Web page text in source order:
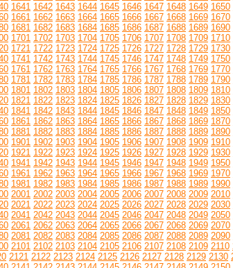
1641 1642 1643 1644 1645 1646 1647 1648 1649 1650
1661 1662 1663 1664 1665 1666 1667 1668 1669 1670
1681 1682 1683 1684 1685 1686 1687 1688 1689 1690
1701 1702 1703 1704 1705 1706 1707 1708 1709 1710
1721 1722 1723 1724 1725 1726 1727 1728 1729 1730
1741 1742 1743 1744 1745 1746 1747 1748 1749 1750
1761 1762 1763 1764 1765 1766 1767 1768 1769 1770
1781 1782 1783 1784 1785 1786 1787 1788 1789 1790
1801 1802 1803 1804 1805 1806 1807 1808 1809 1810
1821 1822 1823 1824 1825 1826 1827 1828 1829 1830
1841 1842 1843 1844 1845 1846 1847 1848 1849 1850
1861 1862 1863 1864 1865 1866 1867 1868 1869 1870
1881 1882 1883 1884 1885 1886 1887 1888 1889 1890
1901 1902 1903 1904 1905 1906 1907 1908 1909 1910
1921 1922 1923 1924 1925 1926 1927 1928 1929 1930
1941 1942 1943 1944 1945 1946 1947 1948 1949 1950
1961 1962 1963 1964 1965 1966 1967 1968 1969 1970
1981 1982 1983 1984 1985 1986 1987 1988 1989 1990
2001 2002 2003 2004 2005 2006 2007 2008 2009 2010
2021 2022 2023 2024 2025 2026 2027 2028 2029 2030
2041 2042 2043 2044 2045 2046 2047 2048 2049 2050
2061 2062 2063 2064 2065 2066 2067 2068 2069 2070
2081 2082 2083 2084 2085 2086 2087 2088 2089 2090
2101 2102 2103 2104 2105 2106 2107 2108 2109 2110
2121 2122 2123 2124 2125 2126 2127 2128 2129 2130